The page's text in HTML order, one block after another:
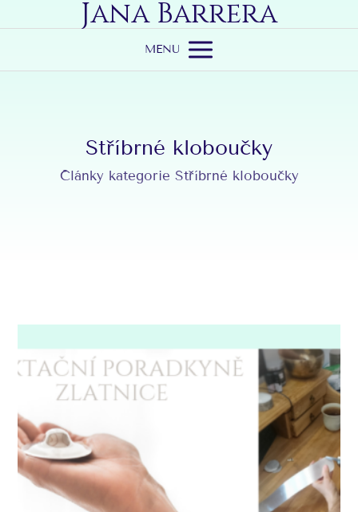
Jana Barrera
MENU
Stříbrné kloboučky
Články kategorie Stříbrné kloboučky